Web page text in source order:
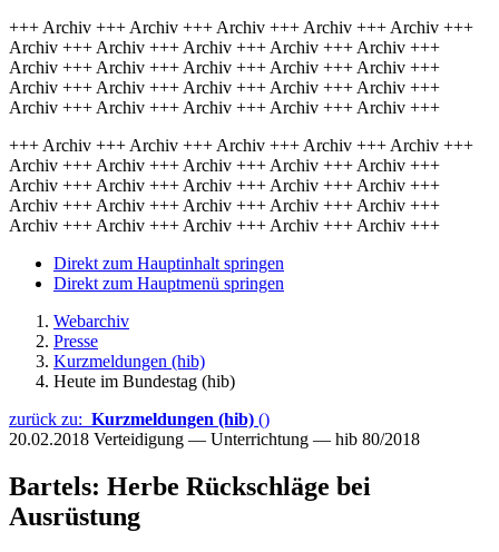
+++ Archiv +++ Archiv +++ Archiv +++ Archiv +++ Archiv +++
Archiv +++ Archiv +++ Archiv +++ Archiv +++ Archiv +++
Archiv +++ Archiv +++ Archiv +++ Archiv +++ Archiv +++
Archiv +++ Archiv +++ Archiv +++ Archiv +++ Archiv +++
Archiv +++ Archiv +++ Archiv +++ Archiv +++ Archiv +++
+++ Archiv +++ Archiv +++ Archiv +++ Archiv +++ Archiv +++
Archiv +++ Archiv +++ Archiv +++ Archiv +++ Archiv +++
Archiv +++ Archiv +++ Archiv +++ Archiv +++ Archiv +++
Archiv +++ Archiv +++ Archiv +++ Archiv +++ Archiv +++
Archiv +++ Archiv +++ Archiv +++ Archiv +++ Archiv +++
Direkt zum Hauptinhalt springen
Direkt zum Hauptmenü springen
Webarchiv
Presse
Kurzmeldungen (hib)
Heute im Bundestag (hib)
zurück zu: Kurzmeldungen (hib) ()
20.02.2018 Verteidigung — Unterrichtung — hib 80/2018
Bartels: Herbe Rückschläge bei
Ausrüstung